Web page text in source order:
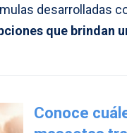
desarrolladas
que brindan
Conoce